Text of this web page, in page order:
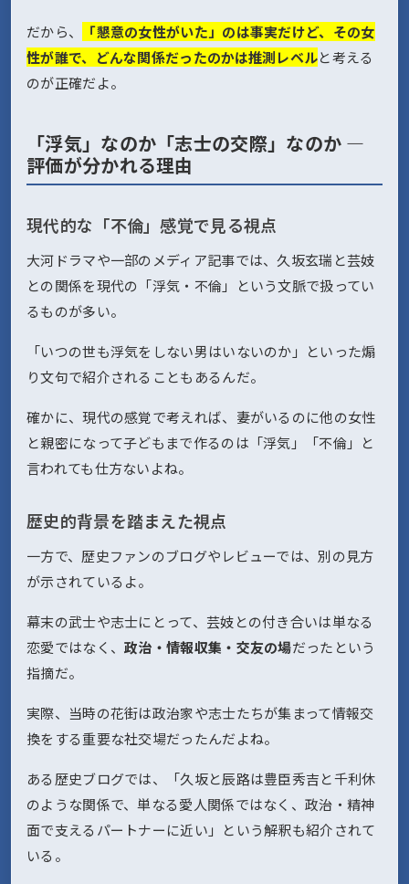
だから、
「懇意の女性がいた」のは事実だけど、その女
性が誰で、どんな関係だったのかは推測レベルと考える
のが正確だよ。
「浮気」なのか「志士の交際」なのか ―
評価が分かれる理由
現代的な「不倫」感覚で見る視点
大河ドラマや一部のメディア記事では、久坂玄瑞と芸妓
との関係を現代の「浮気・不倫」という文脈で扱ってい
るものが多い。
「いつの世も浮気をしない男はいないのか」といった煽
り文句で紹介されることもあるんだ。
確かに、現代の感覚で考えれば、妻がいるのに他の女性
と親密になって子どもまで作るのは「浮気」「不倫」と
言われても仕方ないよね。
歴史的背景を踏まえた視点
一方で、歴史ファンのブログやレビューでは、別の見方
が示されているよ。
幕末の武士や志士にとって、芸妓との付き合いは単なる
恋愛ではなく、政治・情報収集・交友の場だったという
指摘だ。
実際、当時の花街は政治家や志士たちが集まって情報交
換をする重要な社交場だったんだよね。
ある歴史ブログでは、「久坂と辰路は豊臣秀吉と千利休
のような関係で、単なる愛人関係ではなく、政治・精神
面で支えるパートナーに近い」という解釈も紹介されて
いる。